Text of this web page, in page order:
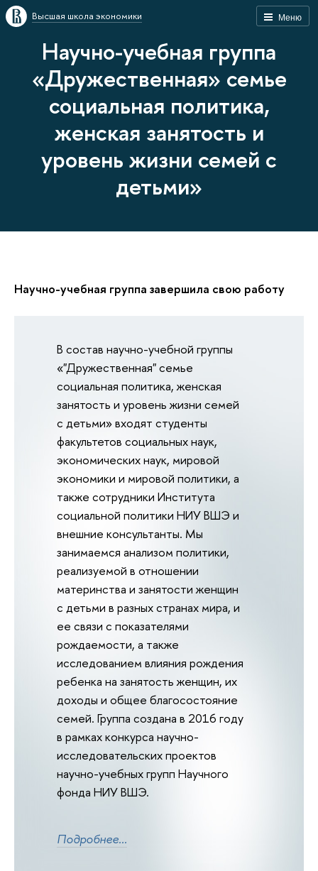
Меню
Высшая школа экономики
Научно-учебная группа
«Дружественная» семье
социальная политика,
женская занятость и
уровень жизни семей с
детьми»
Научно-учебная группа завершила свою работу
В состав научно-учебной группы
«"Дружественная" семье
социальная политика, женская
занятость и уровень жизни семей
с детьми» входят студенты
факультетов социальных наук,
экономических наук, мировой
экономики и мировой политики, а
также сотрудники Института
социальной политики НИУ ВШЭ и
внешние консультанты. Мы
занимаемся анализом политики,
реализуемой в отношении
материнства и занятости женщин
с детьми в разных странах мира, и
ее связи с показателями
рождаемости, а также
исследованием влияния рождения
ребенка на занятость женщин, их
доходы и общее благосостояние
семей. Группа создана в 2016 году
в рамках конкурса научно-
исследовательских проектов
научно-учебных групп Научного
фонда НИУ ВШЭ.
Подробнее...